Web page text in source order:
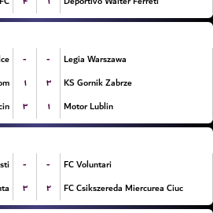
- -
Legia Warszawa
۱ ۳
KS Gornik Zabrze
۳ ۱ Motor Lublin
- -
FC Voluntari
۳ ۲ FC Csikszereda Miercurea Ciuc